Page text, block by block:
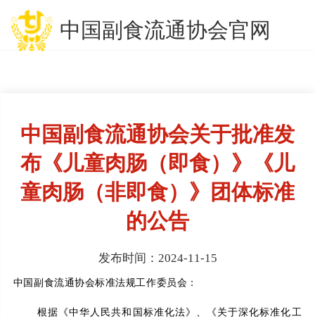
中国副食流通协会官网
中国副食流通协会关于批准发
布《儿童肉肠（即食）》《儿
童肉肠（非即食）》团体标准
的公告
发布时间：2024-11-15
中国副食流通协会标准法规工作委员会：
根据《中华人民共和国标准化法》、《关于深化标准化工